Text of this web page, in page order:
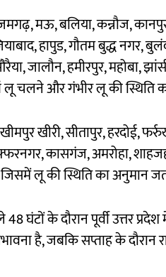
मऊ, बलिया, कन्नौज,
हापुड, गौतम बुद्ध नगर,
जालौन, हमीरपुर,
लू चलने और गंभीर लू की स्थिति
खीरी, सीतापुर, हरदोई,
कासगंज, अमरोहा,
जिसमें लू की स्थिति का अनुमान
घंटों के दौरान पूर्वी उत्तर
है, जबकि सप्ताह के